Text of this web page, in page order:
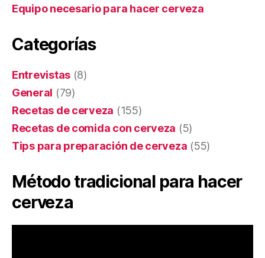
Equipo necesario para hacer cerveza
Categorías
Entrevistas (8)
General (79)
Recetas de cerveza (155)
Recetas de comida con cerveza (5)
Tips para preparación de cerveza (55)
Método tradicional para hacer
cerveza